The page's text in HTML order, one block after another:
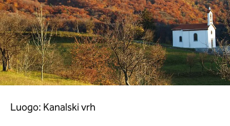
Luogo: Kanalski vrh